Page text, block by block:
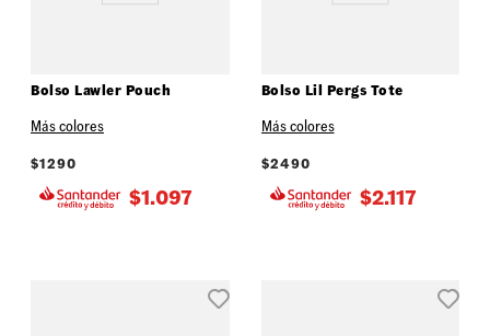
Bolso Lawler Pouch
Más colores
$1290
$1.097
Bolso Lil Pergs Tote
Más colores
$2490
$2.117